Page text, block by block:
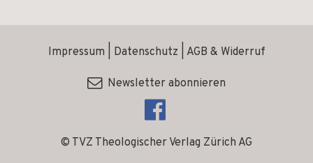
© TVZ Theologischer Verlag Zürich AG
Impressum Datenschutz AGB & Widerruf
Newsletter abonnieren